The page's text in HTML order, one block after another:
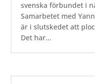
svenska förbundet i
Samarbetet med
är i slutskedet att
Det har...